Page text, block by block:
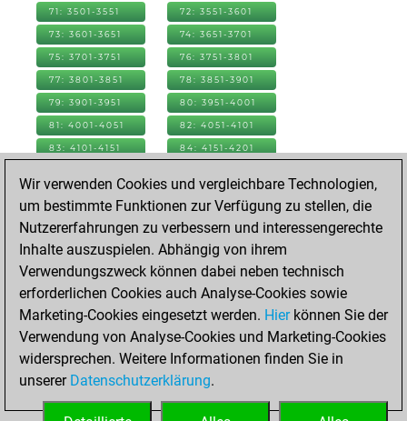
71: 3501-3551 72: 3551-3601
73: 3601-3651 74: 3651-3701
75: 3701-3751 76: 3751-3801
77: 3801-3851 78: 3851-3901
79: 3901-3951 80: 3951-4001
81: 4001-4051 82: 4051-4101
83: 4101-4151 84: 4151-4201
88: 4351-4401
90: 4451-4501
91: 4501-4551
97: 4801-4851 98: 4851-4901
99: 4901-4951 100: 4951-5001
101: 5001-5051 102: 5051-5101
103: 5101-5151 104: 5151-5201
Wir verwenden Cookies und vergleichbare Technologien,
um bestimmte Funktionen zur Verfügung zu stellen, die
Nutzererfahrungen zu verbessern und interessengerechte
Inhalte auszuspielen. Abhängig von ihrem
Verwendungszweck können dabei neben technisch
erforderlichen Cookies auch Analyse-Cookies sowie
Marketing-Cookies eingesetzt werden. Hierkönnen Sie der
Verwendung von Analyse-Cookies und Marketing-Cookies
widersprechen. Weitere Informationen finden Sie in
unserer Datenschutzerklärung.